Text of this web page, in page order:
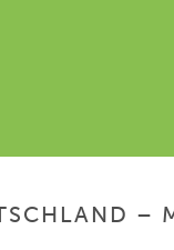
–